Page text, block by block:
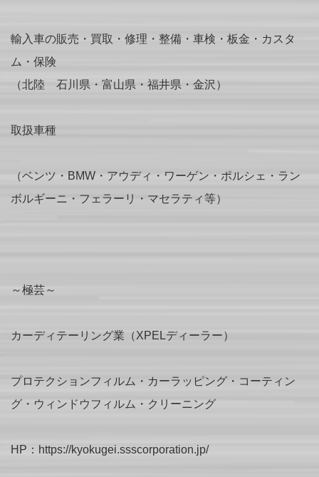
輸入車の販売・買取・修理・整備・車検・板金・カスタ
ム・保険
（北陸 石川県・富山県・福井県・金沢）
取扱車種
（ベンツ・BMW・アウディ・ワーゲン・ポルシェ・ラン
ボルギーニ・フェラーリ・マセラティ等）
～極芸～
カーディテーリング業（XPELディーラー）
プロテクションフィルム・カーラッピング・コーティン
グ・ウィンドウフィルム・クリーニング
HP：https://kyokugei.ssscorporation.jp/